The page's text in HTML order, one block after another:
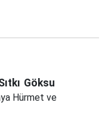
Göksu
Hürmet ve